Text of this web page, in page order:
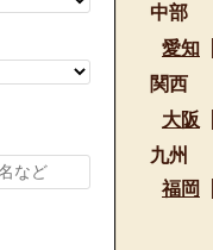
中部
愛知
関西
大阪
九州
福岡